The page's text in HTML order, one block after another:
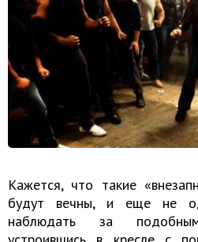
Кажется, что такие
будут вечны, и еще не
наблюдать за